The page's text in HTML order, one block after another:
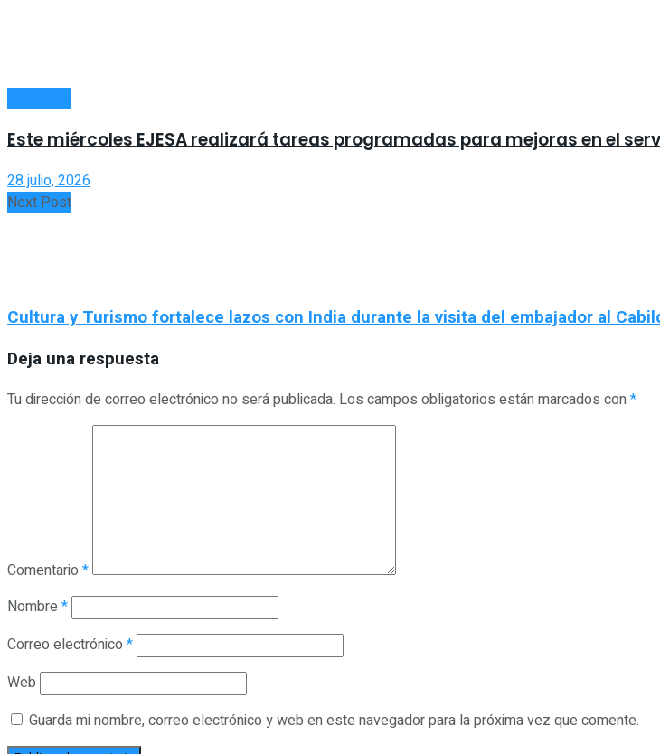
Este miércoles EJESA realizará tareas programadas para mejoras en el
28 julio, 2026
Next Post
Cultura y Turismo fortalece lazos con India durante la visita del embajador al
Deja una respuesta
Tu dirección de correo electrónico no será publicada. Los campos obligatorios están marcados con*
Comentario *
Nombre *
Correo electrónico *
Web
Guarda mi nombre, correo electrónico y web en este navegador para la próxima vez que comente.